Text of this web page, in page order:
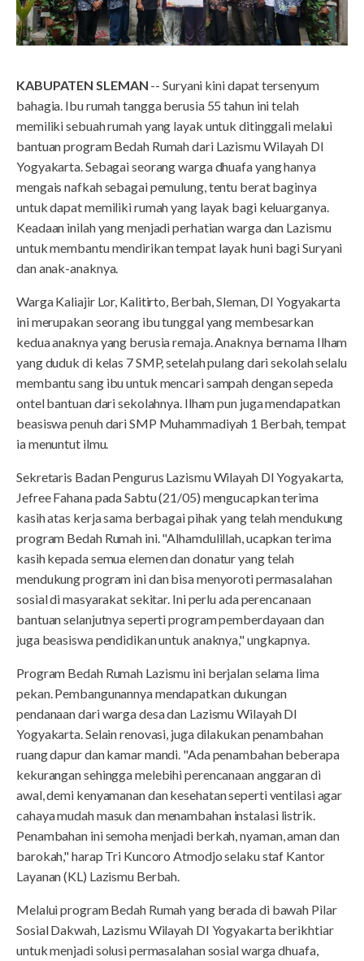
KABUPATEN SLEMAN -- Suryani kini dapat tersenyum
bahagia. Ibu rumah tangga berusia 55 tahun ini telah
memiliki sebuah rumah yang layak untuk ditinggali melalui
bantuan program Bedah Rumah dari Lazismu Wilayah DI
Yogyakarta. Sebagai seorang warga dhuafa yang hanya
mengais nafkah sebagai pemulung, tentu berat baginya
untuk dapat memiliki rumah yang layak bagi keluarganya.
Keadaan inilah yang menjadi perhatian warga dan Lazismu
untuk membantu mendirikan tempat layak huni bagi Suryani
dan anak-anaknya.
Warga Kaliajir Lor, Kalitirto, Berbah, Sleman, DI Yogyakarta
ini merupakan seorang ibu tunggal yang membesarkan
kedua anaknya yang berusia remaja. Anaknya bernama Ilham
yang duduk di kelas 7 SMP, setelah pulang dari sekolah selalu
membantu sang ibu untuk mencari sampah dengan sepeda
ontel bantuan dari sekolahnya. Ilham pun juga mendapatkan
beasiswa penuh dari SMP Muhammadiyah 1 Berbah, tempat
ia menuntut ilmu.
Sekretaris Badan Pengurus Lazismu Wilayah DI Yogyakarta,
Jefree Fahana pada Sabtu (21/05) mengucapkan terima
kasih atas kerja sama berbagai pihak yang telah mendukung
program Bedah Rumah ini. "Alhamdulillah, ucapkan terima
kasih kepada semua elemen dan donatur yang telah
mendukung program ini dan bisa menyoroti permasalahan
sosial di masyarakat sekitar. Ini perlu ada perencanaan
bantuan selanjutnya seperti program pemberdayaan dan
juga beasiswa pendidikan untuk anaknya," ungkapnya.
Program Bedah Rumah Lazismu ini berjalan selama lima
pekan. Pembangunannya mendapatkan dukungan
pendanaan dari warga desa dan Lazismu Wilayah DI
Yogyakarta. Selain renovasi, juga dilakukan penambahan
ruang dapur dan kamar mandi. "Ada penambahan beberapa
kekurangan sehingga melebihi perencanaan anggaran di
awal, demi kenyamanan dan kesehatan seperti ventilasi agar
cahaya mudah masuk dan menambahan instalasi listrik.
Penambahan ini semoha menjadi berkah, nyaman, aman dan
barokah," harap Tri Kuncoro Atmodjo selaku staf Kantor
Layanan (KL) Lazismu Berbah.
Melalui program Bedah Rumah yang berada di bawah Pilar
Sosial Dakwah, Lazismu Wilayah DI Yogyakarta berikhtiar
untuk menjadi solusi permasalahan sosial warga dhuafa,